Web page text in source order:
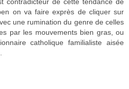
on va faire exprès de cliquer sur
une rumination du genre de celles
par les mouvements bien gras, ou
catholique familialiste aisée